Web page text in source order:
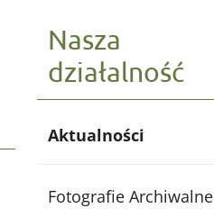
Nasza
działalność
Aktualności
Fotografie Archiwalne